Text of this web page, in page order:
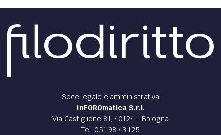
Sede legale e amministrativa
InFOROmatica S.r.l.
Via Castiglione 81, 40124 - Bologna
Tel. 051.98.43.125